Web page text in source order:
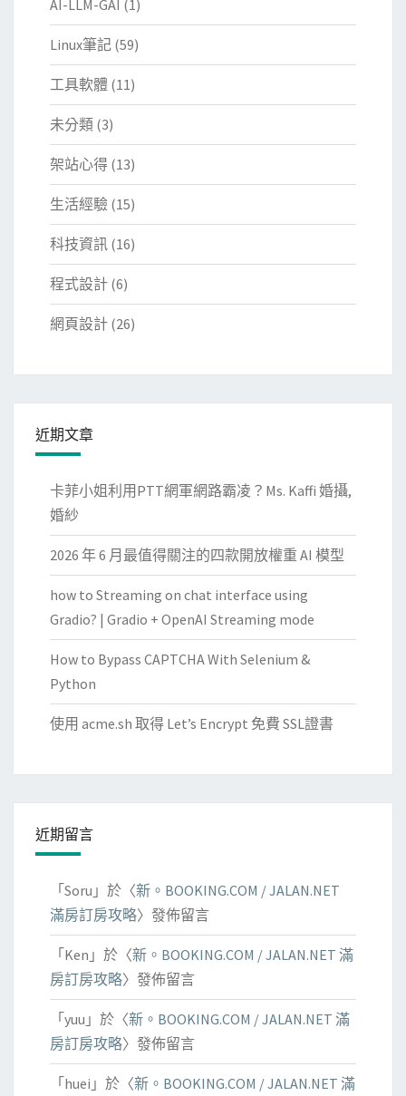
AI-LLM-GAI (1)
Linux筆記 (59)
工具軟體 (11)
未分類 (3)
架站心得 (13)
生活經驗 (15)
科技資訊 (16)
程式設計 (6)
網頁設計 (26)
近期文章
卡菲小姐利用PTT網軍網路霸凌？Ms. Kaffi 婚攝,
婚紗
2026 年 6 月最值得關注的四款開放權重 AI 模型
how to Streaming on chat interface using
Gradio? | Gradio + OpenAI Streaming mode
How to Bypass CAPTCHA With Selenium &
Python
使用 acme.sh 取得 Let’s Encrypt 免費 SSL證書
近期留言
「 Soru 」於〈新。BOOKING.COM / JALAN.NET
滿房訂房攻略〉發佈留言
「 Ken 」於〈新。BOOKING.COM / JALAN.NET 滿
房訂房攻略〉發佈留言
「 yuu 」於〈新。BOOKING.COM / JALAN.NET 滿
房訂房攻略〉發佈留言
「 huei 」於〈新。BOOKING.COM / JALAN.NET 滿